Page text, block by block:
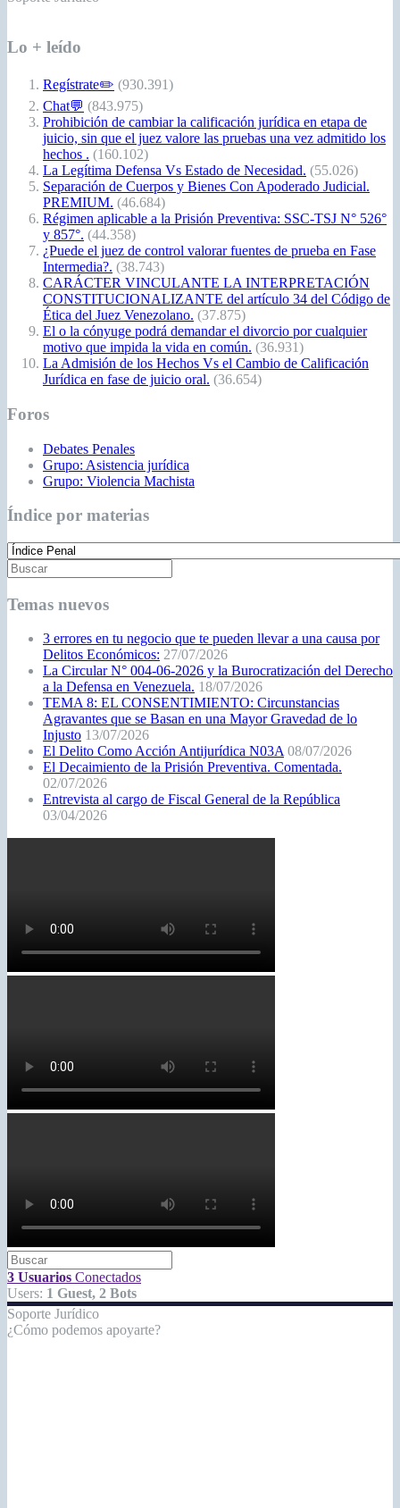
Lo + leído
Regístrate✏️ (930.391)
Chat💬 (843.975)
Prohibición de cambiar la calificación jurídica en etapa de
juicio, sin que el juez valore las pruebas una vez admitido los
hechos . (160.102)
La Legítima Defensa Vs Estado de Necesidad. (55.026)
Separación de Cuerpos y Bienes Con Apoderado Judicial.
PREMIUM. (46.684)
Régimen aplicable a la Prisión Preventiva: SSC-TSJ N° 526°
y 857°. (44.358)
¿Puede el juez de control valorar fuentes de prueba en Fase
Intermedia?. (38.743)
CARÁCTER VINCULANTE LA INTERPRETACIÓN
CONSTITUCIONALIZANTE del artículo 34 del Código de
Ética del Juez Venezolano. (37.875)
El o la cónyuge podrá demandar el divorcio por cualquier
motivo que impida la vida en común. (36.931)
La Admisión de los Hechos Vs el Cambio de Calificación
Jurídica en fase de juicio oral. (36.654)
Foros
Debates Penales
Grupo: Asistencia jurídica
Grupo: Violencia Machista
Índice por materias
Temas nuevos
3 errores en tu negocio que te pueden llevar a una causa por
Delitos Económicos: 27/07/2026
La Circular N° 004-06-2026 y la Burocratización del Derecho
a la Defensa en Venezuela. 18/07/2026
TEMA 8: EL CONSENTIMIENTO: Circunstancias
Agravantes que se Basan en una Mayor Gravedad de lo
Injusto 13/07/2026
El Delito Como Acción Antijurídica N03A 08/07/2026
El Decaimiento de la Prisión Preventiva. Comentada.
02/07/2026
Entrevista al cargo de Fiscal General de la República
03/04/2026
3 Usuarios Conectados
Users: 1 Guest, 2 Bots
Soporte Jurídico
¿Cómo podemos apoyarte?